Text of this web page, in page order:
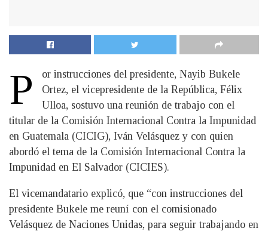
P
or instrucciones del presidente, Nayib Bukele
Ortez, el vicepresidente de la República, Félix
Ulloa, sostuvo una reunión de trabajo con el
titular de la Comisión Internacional Contra la Impunidad
en Guatemala (CICIG), Iván Velásquez y con quien
abordó el tema de la Comisión Internacional Contra la
Impunidad en El Salvador (CICIES).
El vicemandatario explicó, que “con instrucciones del
presidente Bukele me reuní con el comisionado
Velásquez de Naciones Unidas, para seguir trabajando en